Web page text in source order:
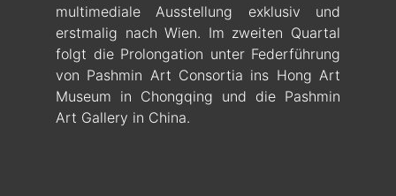
multimediale Ausstellung exklusiv und
erstmalig nach Wien. Im zweiten Quartal
folgt die Prolongation unter Federführung
von Pashmin Art Consortia ins Hong Art
Museum in Chongqing und die Pashmin
Art Gallery in China.